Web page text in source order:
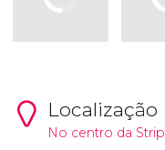
Localização
No centro da Strip